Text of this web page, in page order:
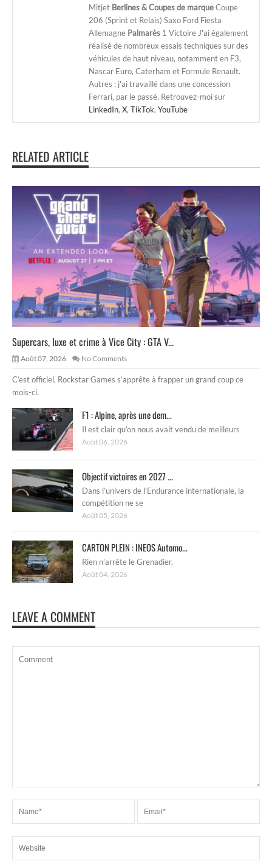
Mitjet Berlines & Coupes de marqueCoupe
206 (Sprint et Relais) Saxo Ford Fiesta
Allemagne Palmarès 1 Victoire J'ai également
réalisé de nombreux essais techniques sur des
véhicules de haut niveau, notamment en F3,
Nascar Euro, Caterham et Formule Renault.
Autres : j'ai travaillé dans une concession
Ferrari, par le passé. Retrouvez-moi sur
LinkedIn, X, TikTok, YouTube
RELATED ARTICLE
Supercars, luxe et crime à Vice City : GTA V...
Août 07, 2026 No Comments
C’est officiel, Rockstar Games s’apprête à frapper un grand coup ce
mois-ci.
F1 : Alpine, après une dem...
Il est clair qu’on nous avait vendu de meilleurs
Août 06, 2026
Objectif victoires en 2027 ...
Dans l’univers de l’Endurance internationale, la
compétition ne se
Août 05, 2026
CARTON PLEIN : INEOS Automo...
Rien n’arrête le Grenadier.
Août 04, 2026
LEAVE A COMMENT